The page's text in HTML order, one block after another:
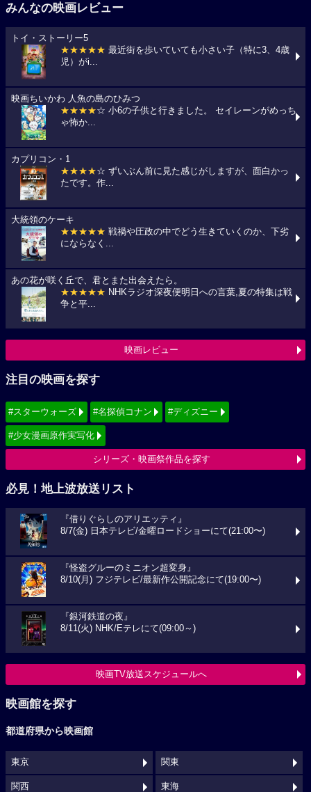
みんなの映画レビュー
トイ・ストーリー5
★★★★★ 最近街を歩いていても小さい子（特に3、4歳
児）がi...
映画ちいかわ 人魚の島のひみつ
★★★★☆ 小6の子供と行きました。 セイレーンがめっち
ゃ怖か...
カプリコン・1
★★★★☆ ずいぶん前に見た感じがしますが、面白かっ
たです。作...
大統領のケーキ
★★★★★ 戦禍や圧政の中でどう生きていくのか、下劣
にならなく...
あの花が咲く丘で、君とまた出会えたら。
★★★★★ NHKラジオ深夜便明日への言葉,夏の特集は戦
争と平...
映画レビュー
注目の映画を探す
#スターウォーズ #名探偵コナン #ディズニー
#少女漫画原作実写化
シリーズ・映画祭作品を探す
必見！地上波放送リスト
『借りぐらしのアリエッティ』
8/7(金) 日本テレビ/金曜ロードショーにて(21:00〜)
『怪盗グルーのミニオン超変身』
8/10(月) フジテレビ/最新作公開記念にて(19:00〜)
『銀河鉄道の夜』
8/11(火) NHK/Eテレにて(09:00～)
映画TV放送スケジュールへ
映画館を探す
都道府県から映画館
東京 関東
関西 東海